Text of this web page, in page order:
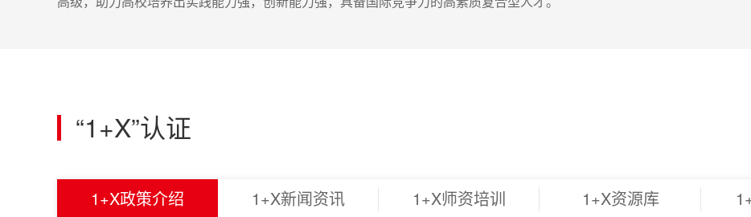
“1+X”认证
1+X政策介绍 1+X新闻资讯 1+X师资培训 1+X资源库